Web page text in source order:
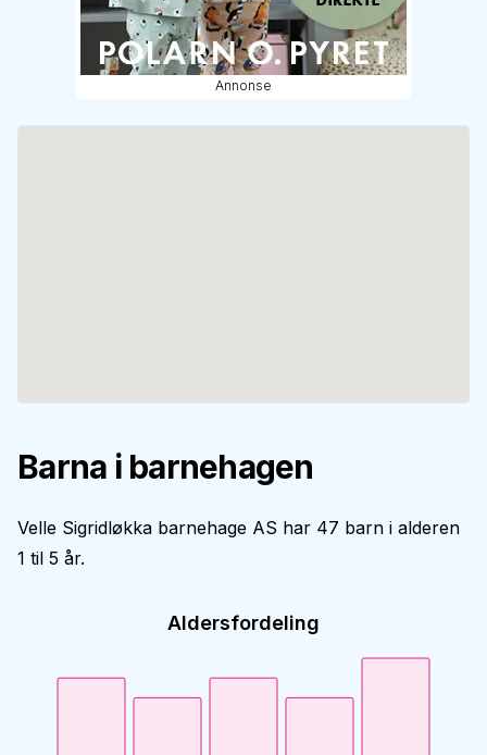
Annonse
Barna i barnehagen
Velle Sigridløkka barnehage AS har 47 barn i alderen
1 til 5 år.
Aldersfordeling